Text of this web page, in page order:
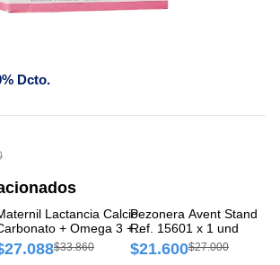
Dcto.
Lactancia Calcio
+ Omega 3 +
C
135mg/135mg
$33.860
Pezonera Avent Standard
Ref. 15601 x 1 und
$21.600$27.000